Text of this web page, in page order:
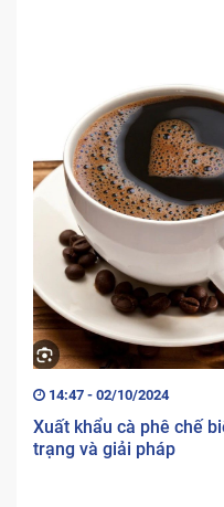
14:47 - 02/10/2024
Xuất khẩu cà phê chế
trạng và giải pháp